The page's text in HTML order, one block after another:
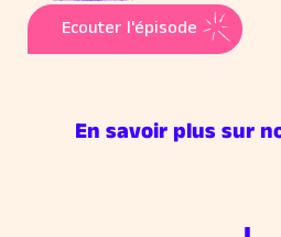
Ecouter l'épisode
En savoir plus sur